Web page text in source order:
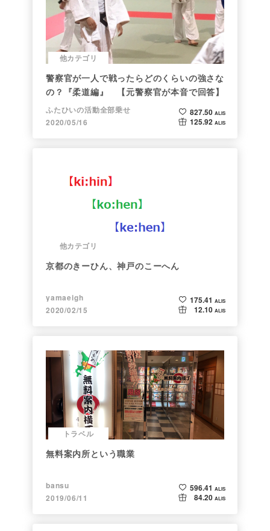
他カテゴリ
警察官が一人で戦ったらどのくらいの強さな
の？『柔道編』 【元警察官が本音で回答】
ふたひいの活動全部乗せ
2020/05/16
827.50 ALIS
125.92 ALIS
他カテゴリ
京都のきーひん、神戸のこーへん
yamaeigh
2020/02/15
175.41 ALIS
12.10 ALIS
トラベル
無料案内所という職業
bansu
2019/06/11
596.41 ALIS
84.20 ALIS